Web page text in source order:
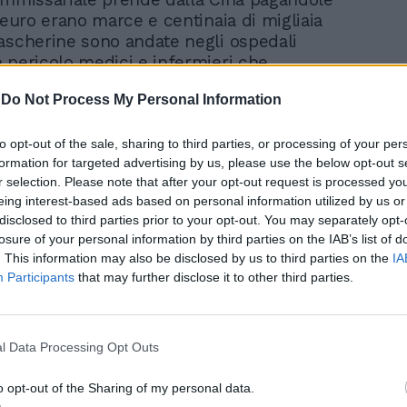
Do Not Process My Personal Information
opt-out of the sale, sharing to third parties, or processing of your
for targeted advertising by us, please use the below opt-out
selection. Please note that after your opt-out request is processed
interest-based ads based on personal information utilized by us
to third parties prior to your opt-out. You may separately
of your personal information by third parties on the IAB’s list of
This information may also be disclosed by us to third parties on the
Participants that may further disclose it to other third parties.
Data Processing Opt Outs
opt-out of the Sharing of my personal data.
euro erano marce e centinaia di migliaia
sono andate negli ospedali
pericolo medici e infermieri che
chiari. La Jc Electronics fa un contratto a
una fornitura di mascherine con la
Arcuri arriva e trova questo
che è disperato perché non trova
e che fa? Risolve il contratto con chi gli
avere mascherine con regolarità. E fa
con delle aziende cinesi che nessuno
non erano neanche nell’elenco delle
diretto più grande della storia
Oggi le sentenze ci dicono che la
non poteva annullare la